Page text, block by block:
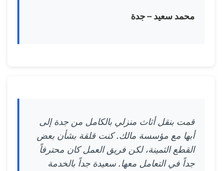
محمد سعيد – جدة
قمت بنقل أثاث منزلي بالكامل من جدة إلى
أبها مع مؤسسة مالك. كنت قلقة بشأن بعض
القطع الثمينة، لكن فريق العمل كان محترفاً
جداً في التعامل معها. سعيدة جداً بالخدمة